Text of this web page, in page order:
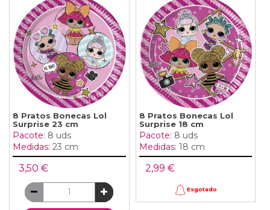
8 Pratos Bonecas Lol
Surprise 23 cm
Pacote: 8 uds
Medidas: 23 cm
3,50 €
8 Pratos Bonecas Lol
Surprise 18 cm
Pacote: 8 uds
Medidas: 18 cm
2,99 €
Esgotado